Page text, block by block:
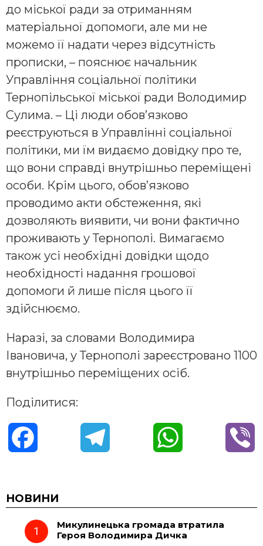
до міської ради за отриманням
матеріальної допомоги, але ми не
можемо її надати через відсутність
прописки, – пояснює начальник
Управління соціальної політики
Тернопільської міської ради Володимир
Сулима. – Ці люди обов’язково
реєструються в Управлінні соціальної
політики, ми їм видаємо довідку про те,
що вони справді внутрішньо переміщені
особи. Крім цього, обов’язково
проводимо акти обстеження, які
дозволяють виявити, чи вони фактично
проживають у Тернополі. Вимагаємо
також усі необхідні довідки щодо
необхідності надання грошової
допомоги й лише після цього її
здійснюємо.
Наразі, за словами Володимира
Івановича, у Тернополі зареєстровано 1100
внутрішньо переміщених осіб.
Поділитися:
c
e e t
НОВИНИ
Микулинецька громада втратила
Героя Володимира Дичка